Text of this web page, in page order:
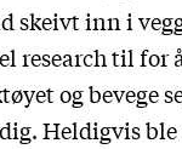
skeivt inn i
research til for
og bevege
Heldigvis ble